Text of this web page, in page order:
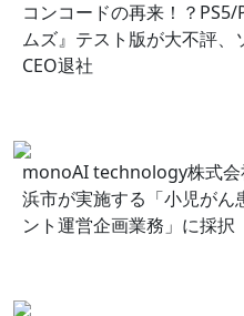
コンコードの再来！？
ムズ』テスト版が大不評
CEO退社
monoAI technology株式
浜市が実施する「小児が
ント運営企画業務」に採択